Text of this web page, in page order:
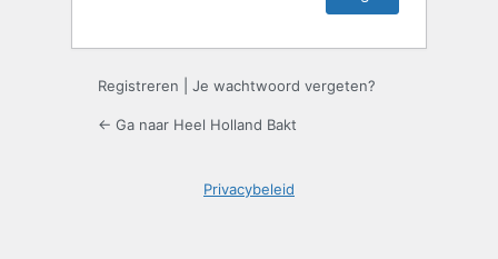
Registreren Je wachtwoord vergeten?
← Ga naar Heel Holland Bakt
Privacybeleid